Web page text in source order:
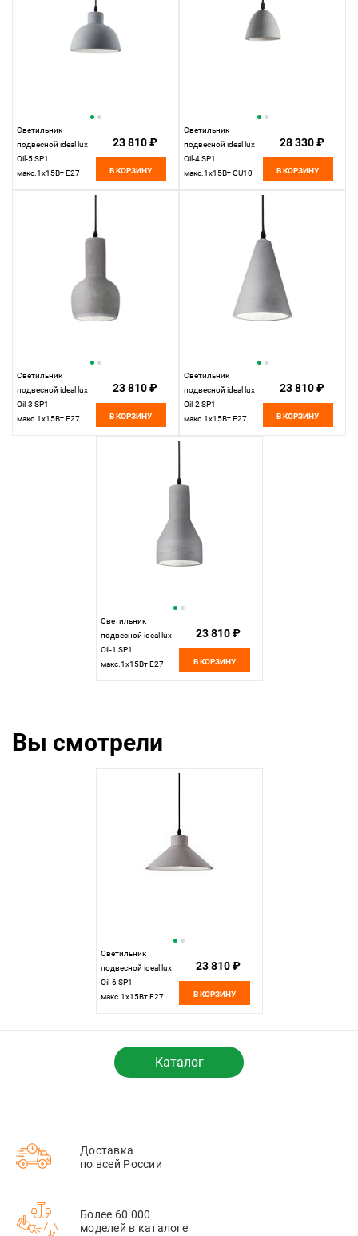
Светильник
подвесной ideal lux
Oil-5 SP1
макс.1x15Вт Е27
23 810 ₽
В КОРЗИНУ
Светильник
подвесной ideal lux
Oil-4 SP1
макс.1x15Вт GU10
28 330 ₽
В КОРЗИНУ
Светильник
подвесной ideal lux
Oil-3 SP1
макс.1x15Вт Е27
23 810 ₽
В КОРЗИНУ
Светильник
подвесной ideal lux
Oil-2 SP1
макс.1x15Вт Е27
23 810 ₽
В КОРЗИНУ
Светильник
подвесной ideal lux
Oil-1 SP1
макс.1x15Вт Е27
23 810 ₽
В КОРЗИНУ
Вы смотрели
Светильник
подвесной ideal lux
Oil-6 SP1
макс.1x15Вт Е27
23 810 ₽
В КОРЗИНУ
Каталог
Доставка
по всей России
Более 60 000
моделей в каталоге